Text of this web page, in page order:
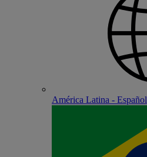
América Latina - Español